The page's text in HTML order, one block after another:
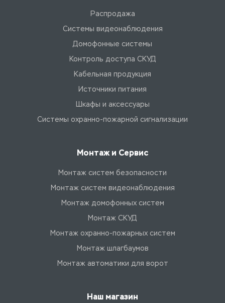
Распродажа
Системы видеонаблюдения
Домофонные системы
Контроль доступа СКУД
Кабельная продукция
Источники питания
Шкафы и аксессуары
Системы охранно-пожарной сигнализации
Монтаж и Сервис
Монтаж систем безопасности
Монтаж систем видеонаблюдения
Монтаж домофонных систем
Монтаж СКУД
Монтаж охранно-пожарных систем
Монтаж шлагбаумов
Монтаж автоматики для ворот
Наш магазин